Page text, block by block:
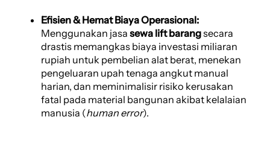
Efisien & Hemat Biaya Operasional:
Menggunakan jasa sewa lift barangsecara
drastis memangkas biaya investasi miliaran
rupiah untuk pembelian alat berat, menekan
pengeluaran upah tenaga angkut manual
harian, dan meminimalisir risiko kerusakan
fatal pada material bangunan akibat kelalaian
manusia (human error).